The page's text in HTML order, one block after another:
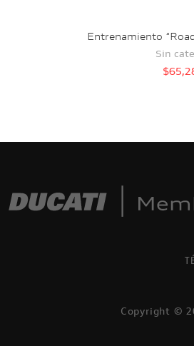
Entrenamiento
Sin
$
Copyright ©